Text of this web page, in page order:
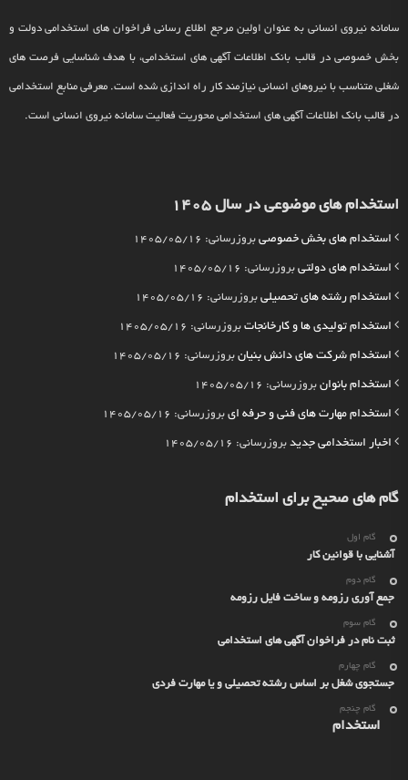
سامانه نیروی انسانی به عنوان اولین مرجع اطلاع رسانی فراخوان های استخدامی دولت و
بخش خصوصی در قالب بانک اطلاعات آگهی های استخدامی، با هدف شناسایی فرصت های
شغلی متناسب با نیروهای انسانی نیازمند کار راه اندازی شده است. معرفی منابع استخدامی
در قالب بانک اطلاعات آگهی های استخدامی محوریت فعالیت سامانه نیروی انسانی است.
استخدام های موضوعی در سال 1405
استخدام های بخش خصوصی بروزرسانی: 1405/05/16
استخدام های دولتی بروزرسانی: 1405/05/16
استخدام رشته های تحصیلی بروزرسانی: 1405/05/16
استخدام تولیدی ها و کارخانجات بروزرسانی: 1405/05/16
استخدام شرکت های دانش بنیان بروزرسانی: 1405/05/16
استخدام بانوان بروزرسانی: 1405/05/16
استخدام مهارت های فنی و حرفه ای بروزرسانی: 1405/05/16
اخبار استخدامی جدید بروزرسانی: 1405/05/16
گام های صحیح برای استخدام
گام اول
آشنایی با قوانین کار
گام دوم
جمع آوری رزومه و ساخت فایل رزومه
گام سوم
ثبت نام در فراخوان آگهی های استخدامی
گام چهارم
جستجوی شغل بر اساس رشته تحصیلی و یا مهارت فردی
گام چنجم
استخدام